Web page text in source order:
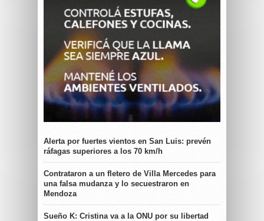
Alerta por fuertes vientos en San Luis: prevén
ráfagas superiores a los 70 km/h
Contrataron a un fletero de Villa Mercedes para
una falsa mudanza y lo secuestraron en
Mendoza
Sueño K: Cristina va a la ONU por su libertad